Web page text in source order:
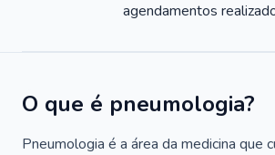
agendamentos
O que é pneumologia?
Pneumologia é a área da medicina que